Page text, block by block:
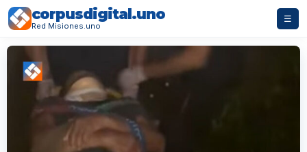
corpusdigital.uno
Red Misiones.uno
☰